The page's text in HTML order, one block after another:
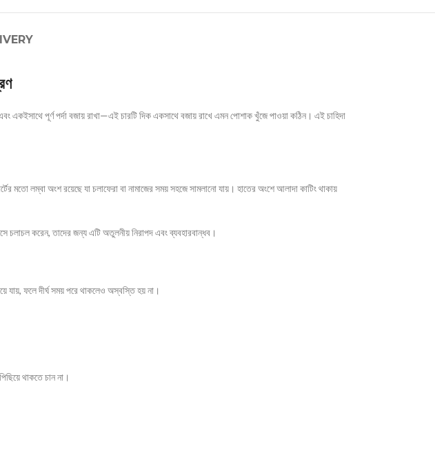
একইসাথে পূর্ণ পর্দা বজায় রাখা—এই চারটি দিক একসাথে বজায় রাখে এমন পোশাক খুঁজে পাওয়া কঠিন। এই চাহিদা
মতো লম্বা অংশ রয়েছে যা চলাফেরা বা নামাজের সময় সহজে সামলানো যায়। হাতের অংশে আলাদা কাটিং থাকায়
চলাচল করেন, তাদের জন্য এটি অতুলনীয় নিরাপদ এবং ব্যবহারবান্ধব।
যায়, ফলে দীর্ঘ সময় পরে থাকলেও অস্বস্তি হয় না।
থাকতে চান না।